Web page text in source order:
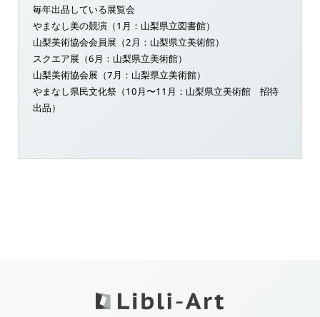
毎年出品している展覧会
やまなし美の競演（1月：山梨県立図書館）
山梨美術協会会員展（2月：山梨県立美術館）
スクエア展（6月：山梨県立美術館）
山梨美術協会展（7月：山梨県立美術館）
やまなし県民文化祭（10月〜11月：山梨県立美術館 招待
出品）